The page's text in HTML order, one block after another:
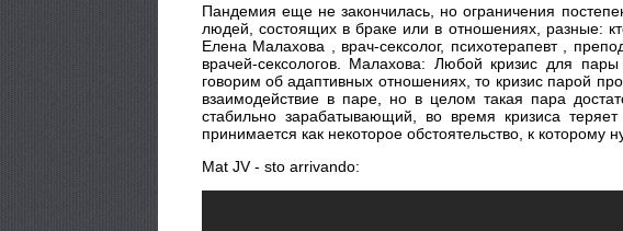
Пандемия еще не закончилась, но ограничения
людей, состоящих в браке или в отношениях, разные:
Елена Малахова , врач-сексолог, психотерапевт ,
врачей-сексологов. Малахова: Любой кризис для
говорим об адаптивных отношениях, то кризис парой
взаимодействие в паре, но в целом такая пара
стабильно зарабатывающий, во время кризиса
принимается как некоторое обстоятельство, к которому
Mat JV - sto arrivando: